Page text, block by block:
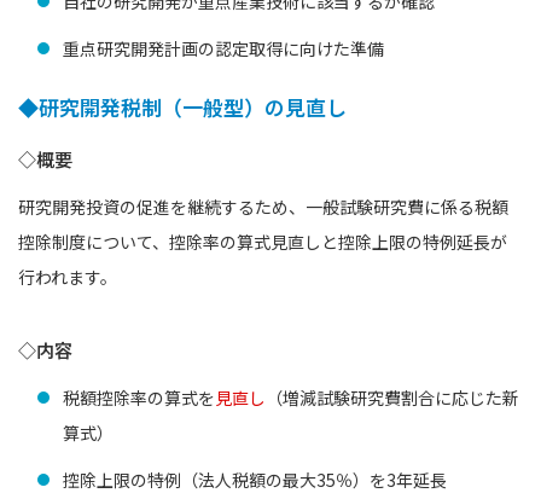
重点研究開発計画の認定取得に向けた準備
◆研究開発税制（一般型）の見直し
◇概要
研究開発投資の促進を継続するため、一般試験研究費に係る税額
控除制度について、控除率の算式見直しと控除上限の特例延長が
行われます。
◇内容
税額控除率の算式を 見直し （増減試験研究費割合に応じた新
算式）
控除上限の特例（法人税額の最大35％）を3年延長